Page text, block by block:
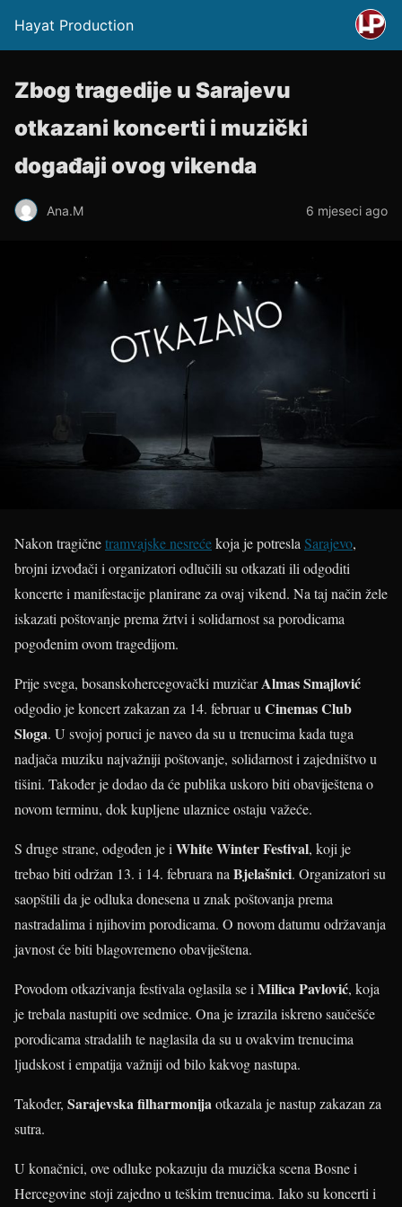
Hayat Production
Zbog tragedije u Sarajevu
otkazani koncerti i muzički
događaji ovog vikenda
Ana.M 6 mjeseci ago
Nakon tragičnetramvajske nesrećekoja je potresla Sarajevo,
brojni izvođači i organizatori odlučili su otkazati ili odgoditi
koncerte i manifestacije planirane za ovaj vikend. Na taj način žele
iskazati poštovanje prema žrtvi i solidarnost sa porodicama
pogođenim ovom tragedijom.
Prije svega, bosanskohercegovački muzičarAlmas Smajlović
odgodio je koncert zakazan za 14. februar u Cinemas Club
Sloga. U svojoj poruci je naveo da su u trenucima kada tuga
nadjača muziku najvažniji poštovanje, solidarnost i zajedništvo u
tišini. Također je dodao da će publika uskoro biti obaviještena o
novom terminu, dok kupljene ulaznice ostaju važeće.
S druge strane, odgođen je i White Winter Festival, koji je
trebao biti održan 13. i 14. februara na Bjelašnici. Organizatori su
saopštili da je odluka donesena u znak poštovanja prema
nastradalima i njihovim porodicama. O novom datumu održavanja
javnost će biti blagovremeno obaviještena.
Povodom otkazivanja festivala oglasila se i Milica Pavlović, koja
je trebala nastupiti ove sedmice. Ona je izrazila iskreno saučešće
porodicama stradalih te naglasila da su u ovakvim trenucima
ljudskost i empatija važniji od bilo kakvog nastupa.
Također, Sarajevska filharmonijaotkazala je nastup zakazan za
sutra.
U konačnici, ove odluke pokazuju da muzička scena Bosne i
Hercegovine stoji zajedno u teškim trenucima. Iako su koncerti i